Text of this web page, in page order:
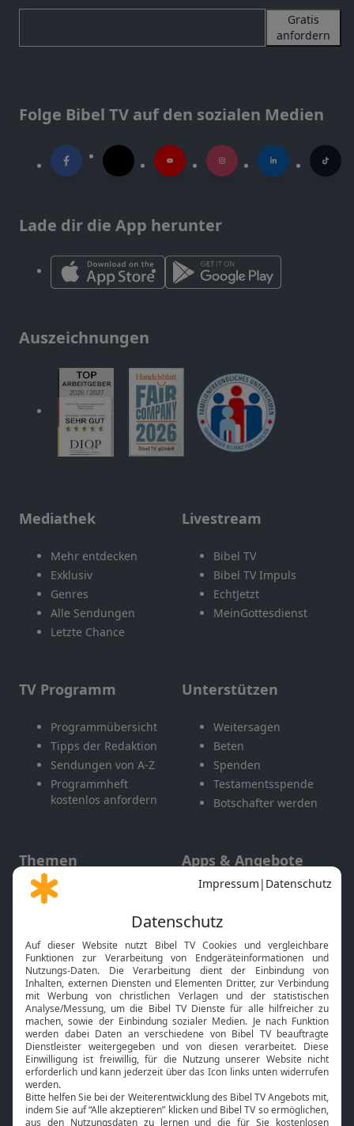
Gratis
anfordern
Folge Bibel TV auf den sozialen Medien
Lade dir die App herunter
Auszeichnungen
Mediathek
Mehr entdecken
Exklusiv
Genres
Alle Sendungen
Letzte Chance
Livestream
Bibel TV
Bibel TV Impuls
EchtJetzt
MeinGottesdienst
TV Programm
Programmübersicht
Tipps der Redaktion
Sendungen von A-Z
Programmheft
kostenlos anfordern
Unterstützen
Weitersagen
Beten
Spenden
Testamentsspende
Botschafter werden
Themen
Gott und Bibel erklärt
Neuigkeiten
Apps & Angebote
Mobile App
Smart TV
HbbTV
Bibelthek Online-Bibel
Nächster Gottesdienst
Bibel TV
Über uns
Service
Kontakt